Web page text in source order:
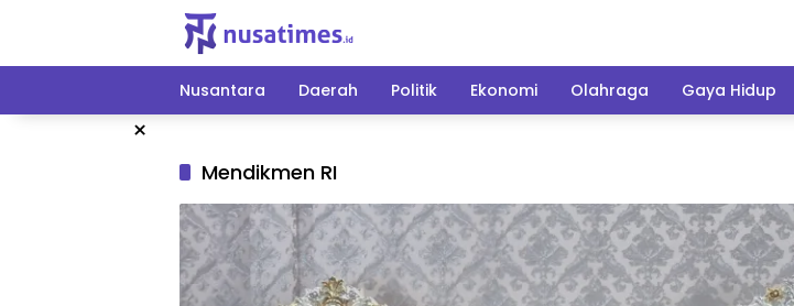
Nusantara Daerah Politik Ekonomi Olahraga Gaya Hidup
×
Mendikmen RI